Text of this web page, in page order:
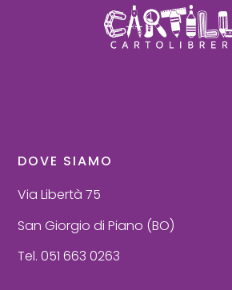
DOVE SIAMO
Via Libertà 75
San Giorgio di Piano (BO)
Tel. 051 663 0263